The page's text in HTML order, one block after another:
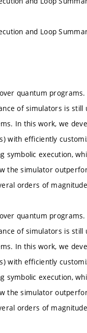
and Loop
quantum
of simulators is still
In this work, we
with efficiently
symbolic execution,
the simulator
orders of
quantum
of simulators is still
In this work, we
with efficiently
symbolic execution,
the simulator
orders of